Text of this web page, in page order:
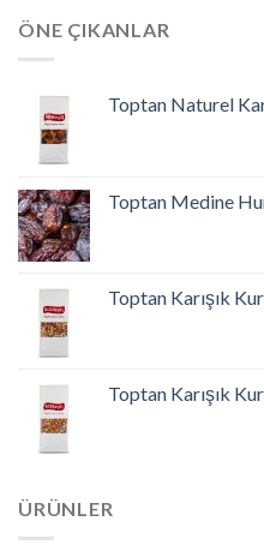
ÖNE ÇIKANLAR
Toptan Naturel
Toptan Medine
Toptan Karışık
Toptan Karışık
ÜRÜNLER